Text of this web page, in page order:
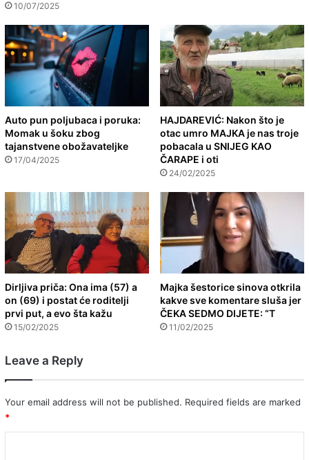
10/07/2025
Auto pun poljubaca i poruka:
Momak u šoku zbog
tajanstvene obožavateljke
17/04/2025
HAJDAREVIĆ: Nakon što je
otac umro MAJKA je nas troje
pobacala u SNIJEG KAO
ČARAPE i oti
24/02/2025
Dirljiva priča: Ona ima (57) a
on (69) i postat će roditelji
prvi put, a evo šta kažu
15/02/2025
Majka šestorice sinova otkrila
kakve sve komentare sluša jer
ČEKA SEDMO DIJETE: “T
11/02/2025
Leave a Reply
Your email address will not be published. Required fields are marked
*